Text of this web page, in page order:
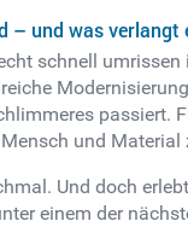
– und was verlangt
schnell
passiert.
und Material
Und doch
einem der